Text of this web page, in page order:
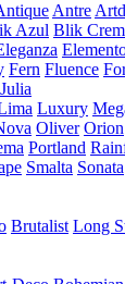
Antre
Azul Blik
Fern Fluence
Julia
Luxury
Oliver Orion
Portland
Smalta Sonata
Brutalist Long